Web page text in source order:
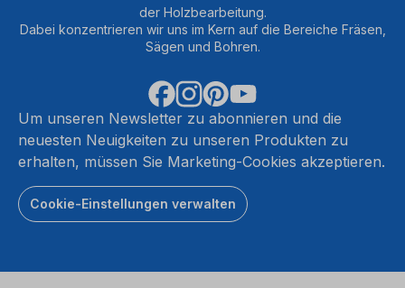
der Holzbearbeitung.
Dabei konzentrieren wir uns im Kern auf die Bereiche Fräsen,
Sägen und Bohren.
Um unseren Newsletter zu abonnieren und die
neuesten Neuigkeiten zu unseren Produkten zu
erhalten, müssen Sie Marketing-Cookies akzeptieren.
Cookie-Einstellungen verwalten